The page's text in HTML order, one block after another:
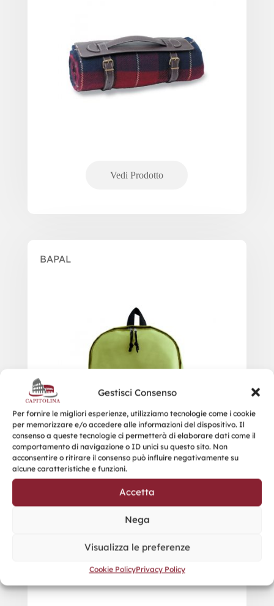
Gestisci Consenso
Per fornire le migliori esperienze, utilizziamo tecnologie come i cookie
per memorizzare e/o accedere alle informazioni del dispositivo. Il
consenso a queste tecnologie ci permetterà di elaborare dati come il
comportamento di navigazione o ID unici su questo sito. Non
acconsentire o ritirare il consenso può influire negativamente su
alcune caratteristiche e funzioni.
Accetta
Nega
Visualizza le preferenze
Cookie PolicyPrivacy Policy
BAPAL
BOCCARIA